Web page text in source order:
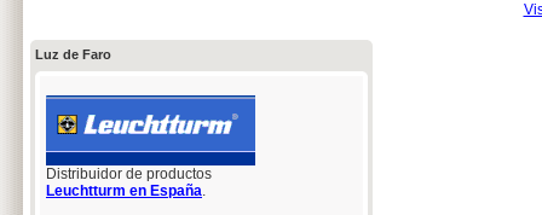
Luz de Faro
Distribuidor de productos
Leuchtturm en España.